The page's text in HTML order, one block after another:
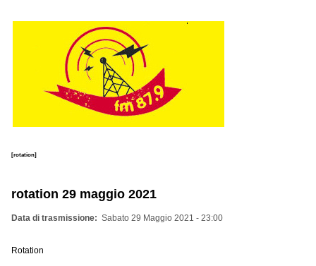
[rotation]
rotation 29 maggio 2021
Data di trasmissione Sabato 29 Maggio 2021 - 23:00
Rotation